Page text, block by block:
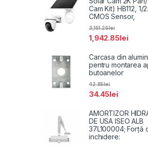
Cam Kit) HB112, 1/
CMOS Sensor,
1,942.85lei
3,151.25lei
Carcasa din
pentru montarea
butoanelor
34.45lei
42.85lei
AMORTIZOR
DE USA ISEO ALB
37L100004; Forță
inchidere: